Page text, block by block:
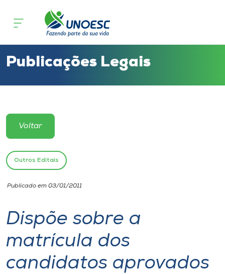
Cursos
Atendimento ao Estudante
Portal de Ensino
Unoesc
Internacionalização
I.nova
Publicações Legais
Voltar
Outros Editais
Publicado em 03/01/2011
Dispõe sobre a
matrícula dos
candidatos aprovados